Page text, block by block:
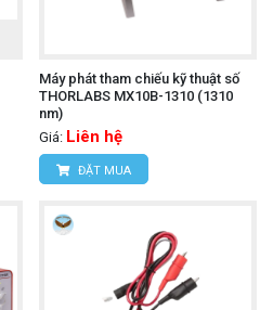
Máy phát tham chiếu kỹ thuật số
THORLABS MX10B-1310 (1310
nm)
Giá: Liên hệ
ĐẶT MUA